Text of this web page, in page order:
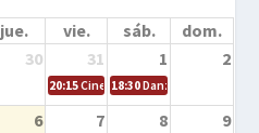
jue. vie. sáb.
dom.
30 31 1 2
20:15Cine en la calle – Cómo
18:30Danza – Cita en el
6 7 8 9